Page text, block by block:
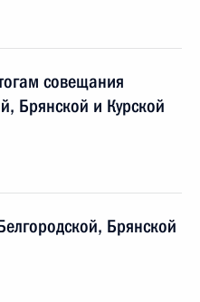
совещания
Брянской и Курской
Брянской